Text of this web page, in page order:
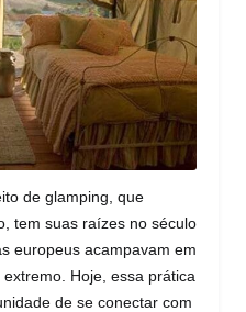
de glamping, que
tem suas raízes no século
europeus acampavam em
Hoje, essa prática
de se conectar com